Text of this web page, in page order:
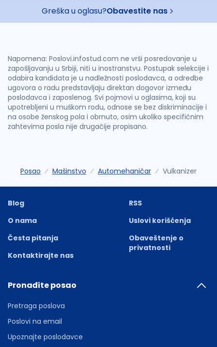
Greška u oglasu?Obavestite nas
Napomena: Poslovi.infostud.com ne vrši posredovanje u
zapošljavanju u Srbiji, niti u inostranstvu. Postupak selekcije i
odabira kandidata je u nadležnosti poslodavca, a odredbe
ugovora o radu predstavljaju direktan dogovor između
poslodavca i zaposlenog. Svi pojmovi u oglasima, koji su
upotrebljeni u muškom rodu, odnose se bez diskriminacije i
na osobe ženskog pola i obrnuto, osim ukoliko specifičnim
zahtevima posla nije drugačije propisano.
Posao Mašinstvo Automehaničar Vulkanizer
Blog
O nama
Česta pitanja
Kontaktirajte nas
RSS
Uslovi korišćenja
Obaveštenje o
privatnosti
Pronađite posao
Pretraga poslova
Poslovi na email
Upoznajte poslodavce